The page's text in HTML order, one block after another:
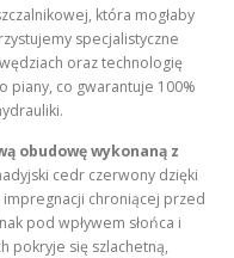
która mogłaby
specjalistyczne
oraz technologię
piany, co gwarantuje 100%
obudowę wykonaną z
cedr czerwony dzięki
impregnacji chroniącej przed
pod wpływem słońca i
pokryje się szlachetną,